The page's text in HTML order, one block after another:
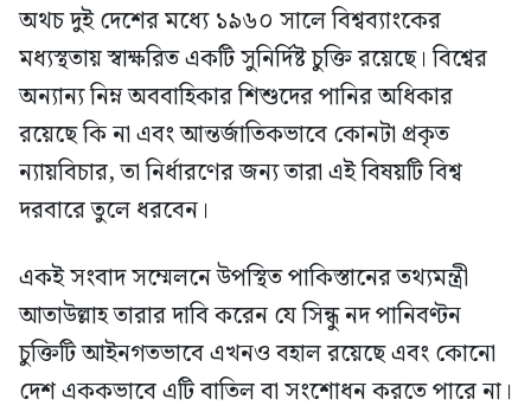
অথচ দুই দেশের মধ্যে ১৯৬০ সালে বিশ্বব্যাংকের
মধ্যস্থতায় স্বাক্ষরিত একটি সুনির্দিষ্ট চুক্তি রয়েছে। বিশ্বের
অন্যান্য নিম্ন অববাহিকার শিশুদের পানির অধিকার
রয়েছে কি না এবং আন্তর্জাতিকভাবে কোনটা প্রকৃত
ন্যায়বিচার, তা নির্ধারণের জন্য তারা এই বিষয়টি বিশ্ব
দরবারে তুলে ধরবেন।
একই সংবাদ সম্মেলনে উপস্থিত পাকিস্তানের তথ্যমন্ত্রী
আতাউল্লাহ তারার দাবি করেন যে সিন্ধু নদ পানিবণ্টন
চুক্তিটি আইনগতভাবে এখনও বহাল রয়েছে এবং কোনো
দেশ এককভাবে এটি বাতিল বা সংশোধন করতে পারে না।